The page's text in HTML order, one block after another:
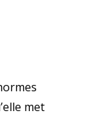
met